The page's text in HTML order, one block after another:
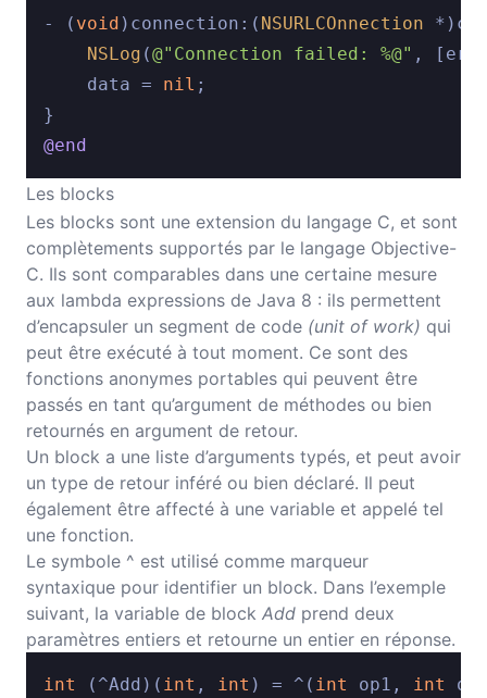
- ( void )connection:( NSURLCOnnection
NSLog (@"Connection failed: %@" ,
    data =
nil ;
@end
Les blocks
Les blocks sont une extension du langage C, et sont
complètements supportés par le langage Objective-
C. Ils sont comparables dans une certaine mesure
aux lambda expressions de Java 8 : ils permettent
d’encapsuler un segment de code (unit of work) qui
peut être exécuté à tout moment. Ce sont des
fonctions anonymes portables qui peuvent être
passés en tant qu’argument de méthodes ou bien
retournés en argument de retour.
Un block a une liste d’arguments typés, et peut avoir
un type de retour inféré ou bien déclaré. Il peut
également être affecté à une variable et appelé tel
une fonction.
Le symbole ^ est utilisé comme marqueur
syntaxique pour identifier un block. Dans l’exemple
suivant, la variable de block Add prend deux
paramètres entiers et retourne un entier en réponse.
int (^Add)( int , int ) = ^( int op1, int